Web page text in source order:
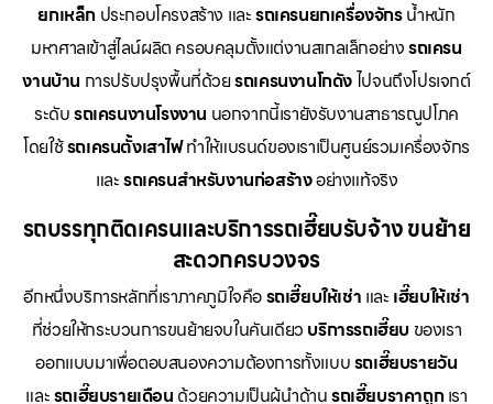
ยกเหล็ก ประกอบโครงสร้าง และรถเครนยกเครื่องจักรน้ำหนัก
มหาศาลเข้าสู่ไลน์ผลิต ครอบคลุมตั้งแต่งานสเกลเล็กอย่างรถเครน
งานบ้าน การปรับปรุงพื้นที่ด้วยรถเครนงานโกดังไปจนถึงโปรเจกต์
ระดับรถเครนงานโรงงาน นอกจากนี้เรายังรับงานสาธารณูปโภค
โดยใช้รถเครนตั้งเสาไฟทำให้แบรนด์ของเราเป็นศูนย์รวมเครื่องจักร
และรถเครนสำหรับงานก่อสร้างอย่างแท้จริง
รถบรรทุกติดเครนและบริการรถเฮี๊ยบรับจ้าง ขนย้าย
สะดวกครบวงจร
อีกหนึ่งบริการหลักที่เราภาคภูมิใจคือรถเฮี๊ยบให้เช่า และ เฮี๊ยบให้เช่า
ที่ช่วยให้กระบวนการขนย้ายจบในคันเดียว บริการรถเฮี๊ยบ ของเรา
ออกแบบมาเพื่อตอบสนองความต้องการทั้งแบบรถเฮี๊ยบรายวัน
และรถเฮี๊ยบรายเดือน ด้วยความเป็นผู้นำด้านรถเฮี๊ยบราคาถูกเรา